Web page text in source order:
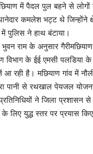
में पैदल पुल बहने से
कमलेश भट्ट थे जिन्होंने
में पुलिस ने हाथ बंटाया।
भुवन राम के अनुसार
विभाग के ईई एमसी
आ रही है। मछियाण गांव में
पानी से रथखाल पेयजल
ने जिला प्रशासन
लिए युद्ध स्तर पर प्रयास